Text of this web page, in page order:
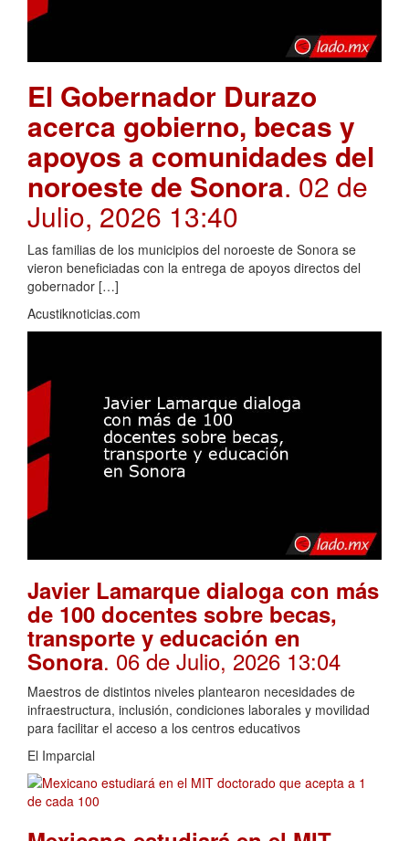
El Gobernador Durazo
acerca gobierno, becas y
apoyos a comunidades del
noroeste de Sonora. 02 de
Julio, 2026 13:40
Las familias de los municipios del noroeste de Sonora se
vieron beneficiadas con la entrega de apoyos directos del
gobernador […]
Acustiknoticias.com
Javier Lamarque dialoga con más
de 100 docentes sobre becas,
transporte y educación en
Sonora. 06 de Julio, 2026 13:04
Maestros de distintos niveles plantearon necesidades de
infraestructura, inclusión, condiciones laborales y movilidad
El Imparcial